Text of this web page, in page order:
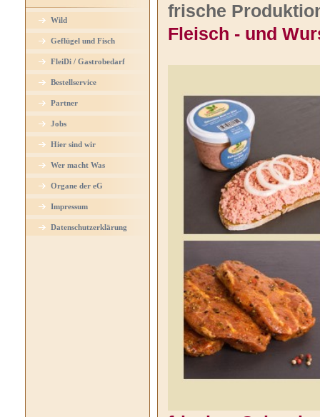
Wild
Geflügel und Fisch
FleiDi / Gastrobedarf
Bestellservice
Partner
Jobs
Hier sind wir
Wer macht Was
Organe der eG
Impressum
Datenschutzerklärung
frische
Fleisch - und